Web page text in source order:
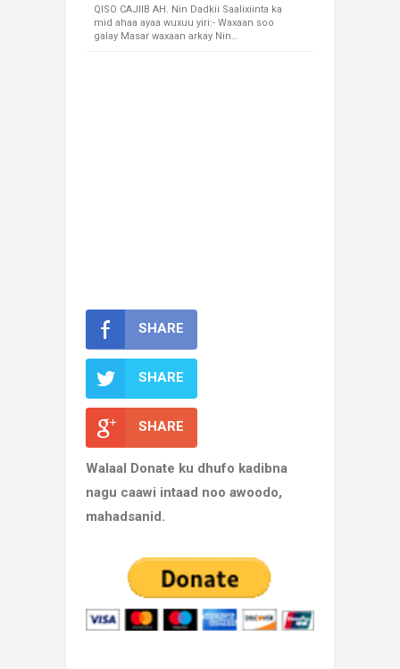
QISO CAJIIB AH. Nin Dadkii Saalixiinta ka
mid ahaa ayaa wuxuu yiri:- Waxaan soo
galay Masar waxaan arkay Nin…
SHARE
SHARE
SHARE
Walaal Donate ku dhufo kadibna
nagu caawi intaad noo awoodo,
mahadsanid.